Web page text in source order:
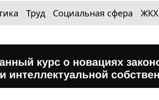
Труд Социальная сфера ЖКХ